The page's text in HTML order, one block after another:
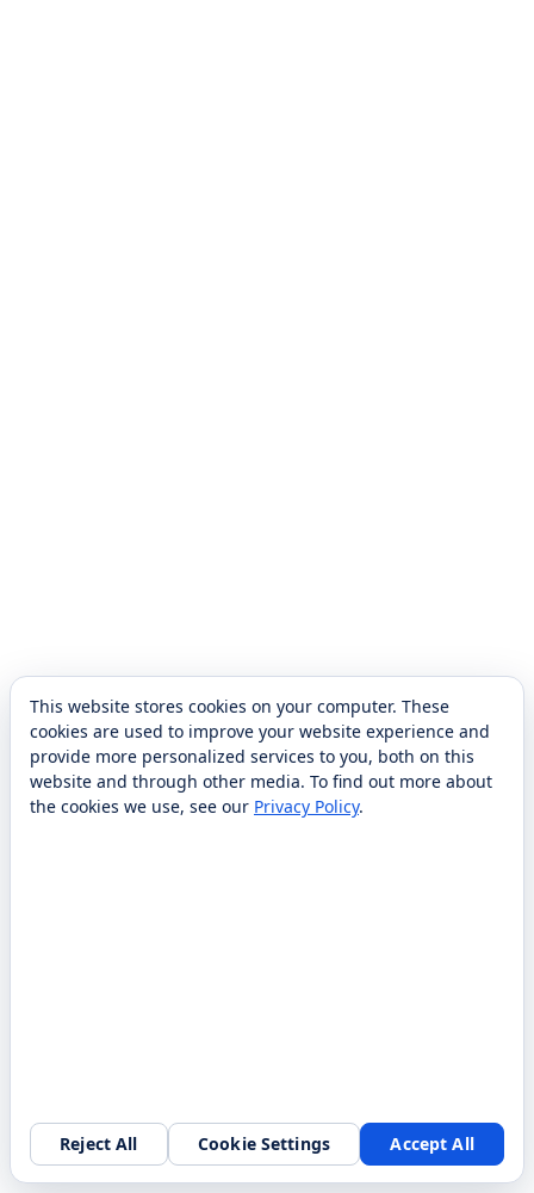
This website stores cookies on your computer. These
cookies are used to improve your website experience and
provide more personalized services to you, both on this
website and through other media. To find out more about
the cookies we use, see our Privacy Policy.
Reject All Cookie Settings Accept All